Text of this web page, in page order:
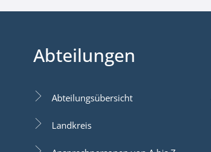
Abteilungen
Abteilungsübersicht
Landkreis